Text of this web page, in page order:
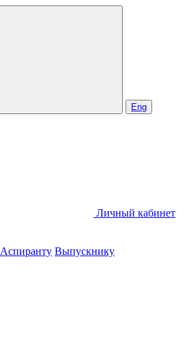
Eng
Личный кабинет
Аспиранту Выпускнику